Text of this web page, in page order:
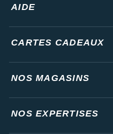
AIDE
CARTES CADEAUX
NOS MAGASINS
NOS EXPERTISES